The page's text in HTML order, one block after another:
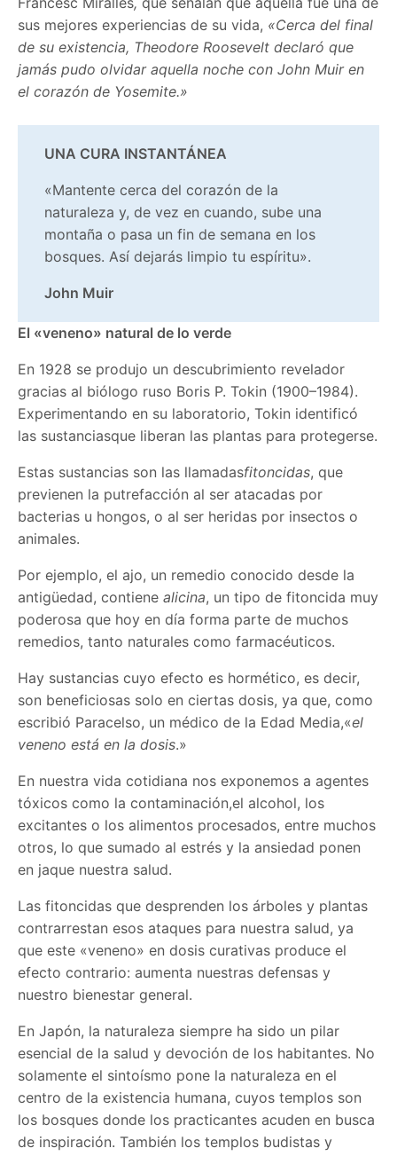
sus mejores experiencias de su vida, «Cerca del final
de su existencia, Theodore Roosevelt declaró que
jamás pudo olvidar aquella noche con John Muir en
el corazón de Yosemite.»
UNA CURA INSTANTÁNEA
«Mantente cerca del corazón de la
naturaleza y, de vez en cuando, sube una
montaña o pasa un fin de semana en los
bosques. Así dejarás limpio tu espíritu».
John Muir
El «veneno» natural de lo verde
En 1928 se produjo un descubrimiento revelador
gracias al biólogo ruso Boris P. Tokin (1900–1984).
Experimentando en su laboratorio, Tokin identificó
las sustanciasque liberan las plantas para protegerse.
Estas sustancias son las llamadasfitoncidas, que
previenen la putrefacción al ser atacadas por
bacterias u hongos, o al ser heridas por insectos o
animales.
Por ejemplo, el ajo, un remedio conocido desde la
antigüedad, contienealicina, un tipo de fitoncida muy
poderosa que hoy en día forma parte de muchos
remedios, tanto naturales como farmacéuticos.
Hay sustancias cuyo efecto es hormético, es decir,
son beneficiosas solo en ciertas dosis, ya que, como
escribió Paracelso, un médico de la Edad Media,«el
veneno está en la dosis.»
En nuestra vida cotidiana nos exponemos a agentes
tóxicos como la contaminación,el alcohol, los
excitantes o los alimentos procesados, entre muchos
otros, lo que sumado al estrés y la ansiedad ponen
en jaque nuestra salud.
Las fitoncidas que desprenden los árboles y plantas
contrarrestan esos ataques para nuestra salud, ya
que este «veneno» en dosis curativas produce el
efecto contrario: aumenta nuestras defensas y
nuestro bienestar general.
En Japón, la naturaleza siempre ha sido un pilar
esencial de la salud y devoción de los habitantes. No
solamente el sintoísmo pone la naturaleza en el
centro de la existencia humana, cuyos templos son
los bosques donde los practicantes acuden en busca
de inspiración. También los templos budistas y